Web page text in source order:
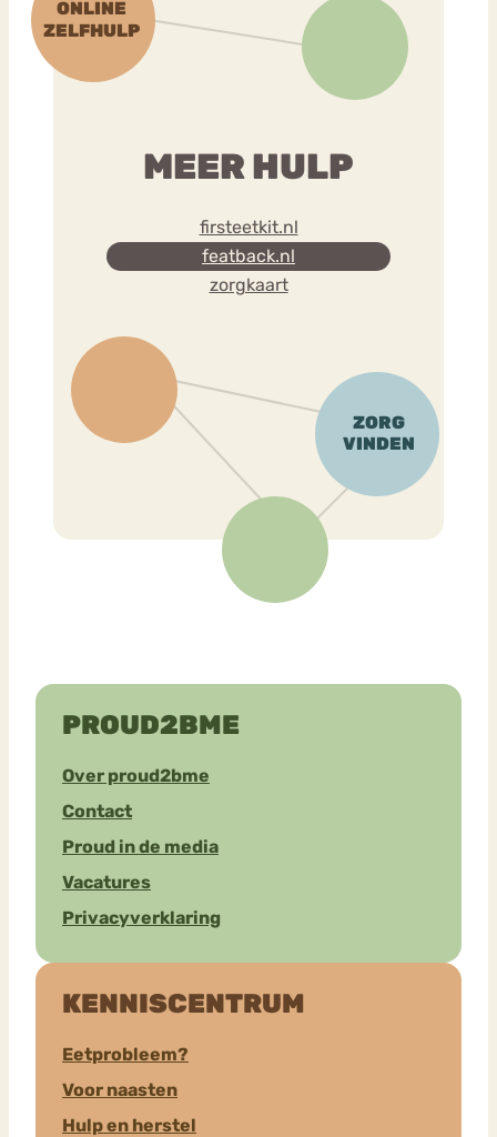
MEER HULP
firsteetkit.nl
featback.nl
zorgkaart
PROUD2BME
Over proud2bme
Contact
Proud in de media
Vacatures
Privacyverklaring
KENNISCENTRUM
Eetprobleem?
Voor naasten
Hulp en herstel